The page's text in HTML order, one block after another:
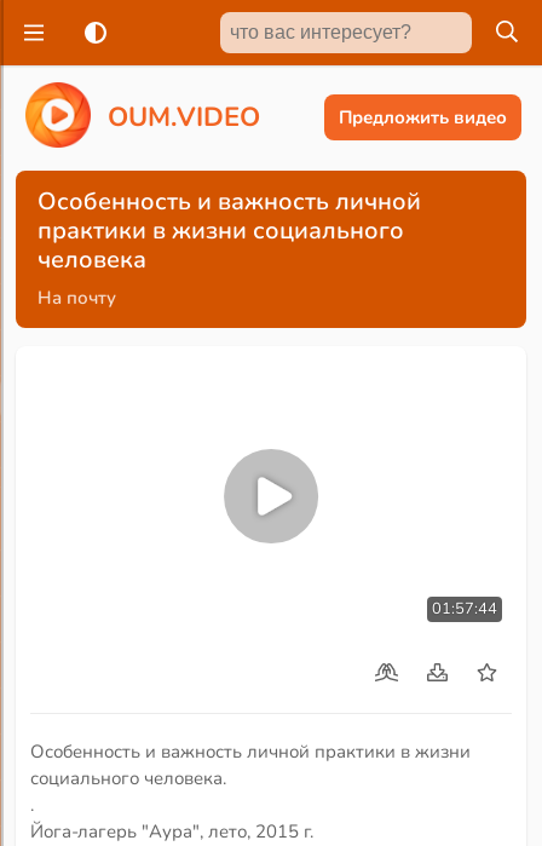
OUM.VIDEO Предложить видео
Особенность и важность личной
практики в жизни социального
человека
На почту
01:57:44
Особенность и важность личной практики в жизни
социального человека.
.
Йога-лагерь "Аура", лето, 2015 г.